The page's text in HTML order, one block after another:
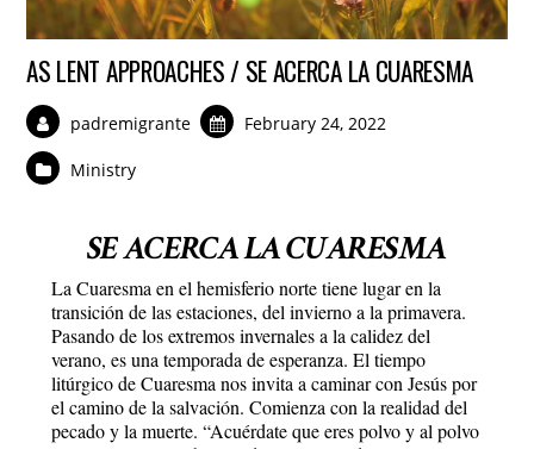
AS LENT APPROACHES / SE ACERCA LA CUARESMA
padremigrante February 24, 2022
Ministry
SE ACERCA LA CUARESMA
La Cuaresma en el hemisferio norte tiene lugar en la
transición de las estaciones, del invierno a la primavera.
Pasando de los extremos invernales a la calidez del
verano, es una temporada de esperanza. El tiempo
litúrgico de Cuaresma nos invita a caminar con Jesús por
el camino de la salvación. Comienza con la realidad del
pecado y la muerte. “Acuérdate que eres polvo y al polvo